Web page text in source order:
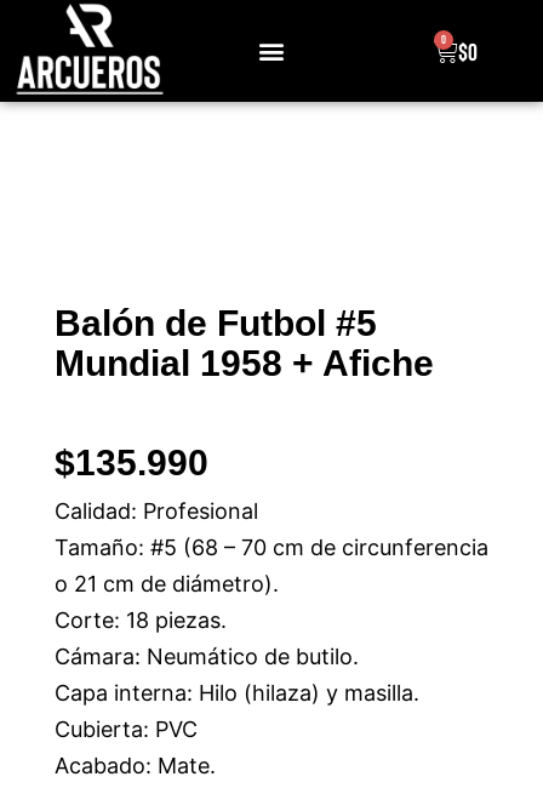
$0
0
Balón de Futbol #5
Mundial 1958 + Afiche
$135.990
Calidad: Profesional
Tamaño: #5 (68 – 70 cm de circunferencia
o 21 cm de diámetro).
Corte: 18 piezas.
Cámara: Neumático de butilo.
Capa interna: Hilo (hilaza) y masilla.
Cubierta: PVC
Acabado: Mate.